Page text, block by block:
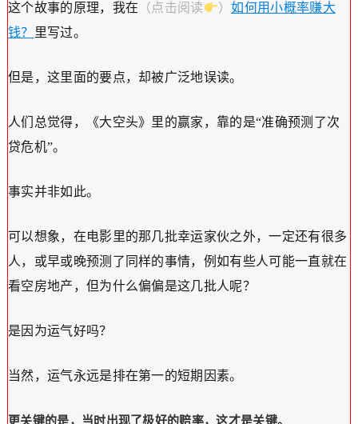
这个故事的原理，我在 （点击阅读 ）如何用小概率赚大
钱？
里写过。
但是，这里面的要点，却被广泛地误读。
人们总觉得，
《大空头》里的赢家，靠的是“准确预测了次
贷危机”。
事实并非如此。
可以想象，在电影里的那几批幸运家伙之外，一定还有很多
人，或早或晚预测了同样的事情，例如有些人可能一直就在
看空房地产，但为什么偏偏是这几批人呢？
是因为运气好吗？
当然，运气永远是排在第一的短期因素。
更关键的是，当时出现了极好的赔率，这才是关键。